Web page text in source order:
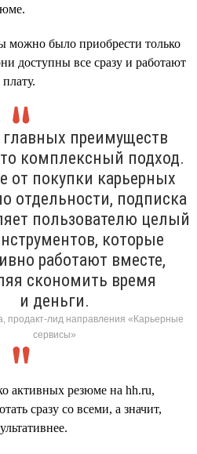
можно было приобрести только
доступны все сразу и работают
преимуществ
комплексный подход.
от покупки карьерных
отдельности, подписка
пользователю целый
которые
работают вместе,
скономить время
и деньги.
продакт-лид направления «Карьерные
сервисы»
активных резюме на hh.ru,
сразу со всеми, а значит,